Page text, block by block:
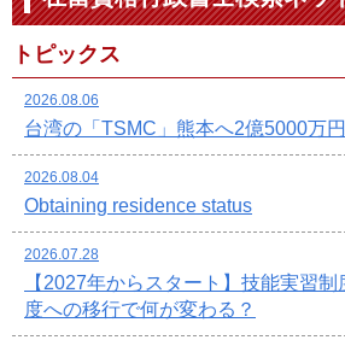
トピックス
2026.08.06
台湾の「TSMC」熊本へ2億5000万
2026.08.04
Obtaining residence status
2026.07.28
【2027年からスタート】技能実習制
度への移行で何が変わる？